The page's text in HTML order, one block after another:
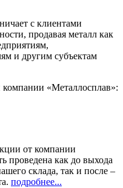
с клиентами
продавая металл как
и другим субъектам
«Металлосплав»:
от компании
проведена как до выхода
склада, так и после –
подробнее...